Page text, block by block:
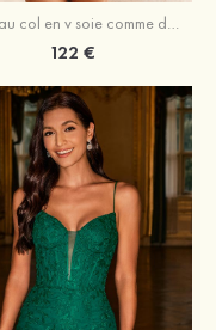
Fourreau col en v soie comme du satin courte/mini robe de fête de la rentrée avec paillettes
122 €